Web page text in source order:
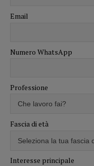
Email
Numero WhatsApp
Professione
Fascia di età
Interesse principale